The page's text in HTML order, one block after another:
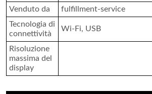
Venduto da
fulfillment-service
Tecnologia di
connettività
Wi-Fi, USB
Risoluzione
massima del
display